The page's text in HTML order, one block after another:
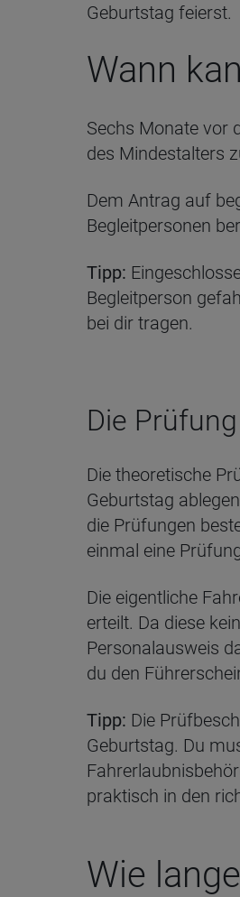
Geburtstag feierst.
Wann
Sechs Monate vor
des Mindestalters
Dem Antrag auf
Begleitpersonen
Tipp:
Begleitperson
bei dir tragen.
Die
Die theoretische
Geburtstag
die Prüfungen
einmal eine
Die eigentliche
erteilt. Da diese
Personalausweis
du den
Tipp: Die
Geburtstag. Du
praktisch in den
Wie